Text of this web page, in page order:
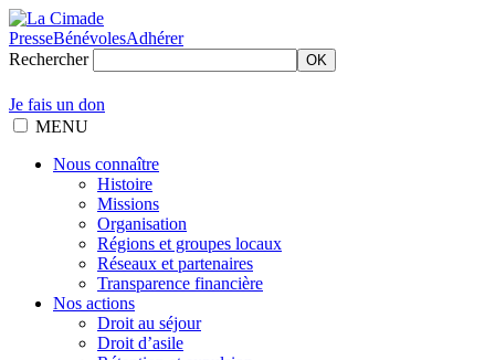
PresseBénévolesAdhérer
Rechercher
OK
Je fais un don
MENU
Nous connaître
Histoire
Missions
Organisation
Régions et groupes locaux
Réseaux et partenaires
Transparence financière
Nos actions
Droit au séjour
Droit d’asile